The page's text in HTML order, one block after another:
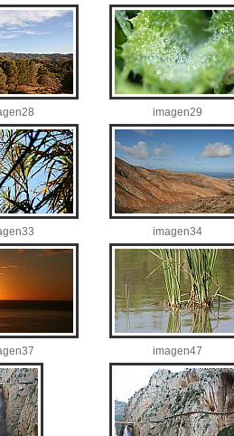
imagen29
imagen34
imagen47